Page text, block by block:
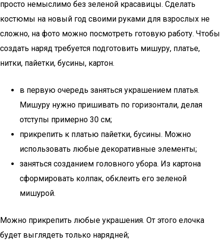
просто немыслимо без зеленой красавицы. Сделать
костюмы на новый год своими руками для взрослых не
сложно, на фото можно посмотреть готовую работу. Чтобы
создать наряд требуется подготовить мишуру, платье,
нитки, пайетки, бусины, картон.
в первую очередь заняться украшением платья.
Мишуру нужно пришивать по горизонтали, делая
отступы примерно 30 см;
прикрепить к платью пайетки, бусины. Можно
использовать любые декоративные элементы;
заняться созданием головного убора. Из картона
сформировать колпак, обклеить его зеленой
мишурой.
Можно прикрепить любые украшения. От этого елочка
будет выглядеть только нарядней;